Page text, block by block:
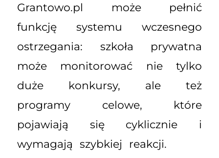
Grantowo.pl może pełnić
funkcję systemu wczesnego
ostrzegania: szkoła prywatna
może monitorować nie tylko
duże konkursy, ale też
programy celowe, które
pojawiają się cyklicznie i
wymagają szybkiej reakcji.